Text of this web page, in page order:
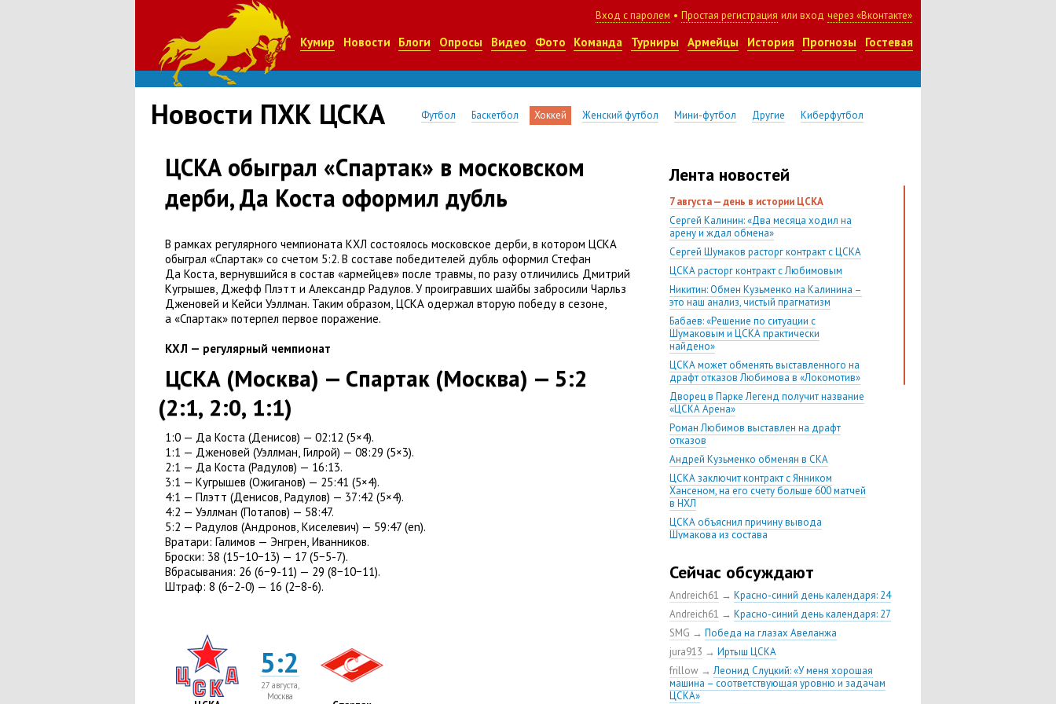
Вход с паролем • Простая регистрация или вход через «Вконтакте»
Кумир Новости Блоги Опросы Видео Фото Команда Турниры Армейцы История Прогнозы Гостевая
Новости ПХК ЦСКА Футбол Баскетбол Хоккей Женский футбол Мини-футбол Другие Киберфутбол
ЦСКА обыграл «Спартак» в московском
дерби, Да Коста оформил дубль
В рамках регулярного чемпионата КХЛ состоялось московское дерби, в котором ЦСКА
обыграл «Спартак» со счетом 5:2. В составе победителей дубль оформил Стефан
Да Коста, вернувшийся в состав «армейцев» после травмы, по разу отличились Дмитрий
Кугрышев, Джефф Плэтт и Александр Радулов. У проигравших шайбы забросили Чарльз
Дженовей и Кейси Уэллман. Таким образом, ЦСКА одержал вторую победу в сезоне,
а «Спартак» потерпел первое поражение.
КХЛ — регулярный чемпионат
ЦСКА (Москва) — Спартак (Москва) — 5:2
(2:1, 2:0, 1:1)
1:0 — Да Коста (Денисов) — 02:12 (5×4).
1:1 — Дженовей (Уэллман, Гилрой) — 08:29 (5×3).
2:1 — Да Коста (Радулов) — 16:13.
3:1 — Кугрышев (Ожиганов) — 25:41 (5×4).
4:1 — Плэтт (Денисов, Радулов) — 37:42 (5×4).
4:2 — Уэллман (Потапов) — 58:47.
5:2 — Радулов (Андронов, Киселевич) — 59:47 (en).
Вратари: Галимов — Энгрен, Иванников.
Броски: 38 (15−10−13) — 17 (5−5-7).
Вбрасывания: 26 (6−9-11) — 29 (8−10−11).
Штраф: 8 (6−2-0) — 16 (2−8-6).
5:2
27 августа,
Москва
Лента новостей
7 августа — день в истории ЦСКА
Сергей Калинин: «Два месяца ходил на
арену и ждал обмена»
Сергей Шумаков расторг контракт с ЦСКА
ЦСКА расторг контракт с Любимовым
Никитин: Обмен Кузьменко на Калинина –
это наш анализ, чистый прагматизм
Бабаев: «Решение по ситуации с
Шумаковым и ЦСКА практически
найдено»
ЦСКА может обменять выставленного на
драфт отказов Любимова в «Локомотив»
Дворец в Парке Легенд получит название
«ЦСКА Арена»
Роман Любимов выставлен на драфт
отказов
Андрей Кузьменко обменян в СКА
ЦСКА заключит контракт с Янником
Хансеном, на его счету больше 600 матчей
в НХЛ
ЦСКА объяснил причину вывода
Шумакова из состава
тренируется индивидуально
Игорь Никитин не возглавит «Авангард» и
останется в ЦСКА
Нападающий ЦСКА Кирилл Петров
обменян в «Авангард»
Александр Попов остается в ЦСКА еще на
год
ЦСКА с сезона-2018/19 будет проводить
домашние матчи КХЛ в «Парке легенд»
Сейчас обсуждают
Andreich61 → Красно-синий день календаря: 24
Andreich61 → Красно-синий день календаря: 27
SMG → Победа на глазах Авеланжа
jura913 → Иртыш ЦСКА
frillow →Леонид Слуцкий: «У меня хорошая
машина – соответствующая уровню и задачам
ЦСКА»